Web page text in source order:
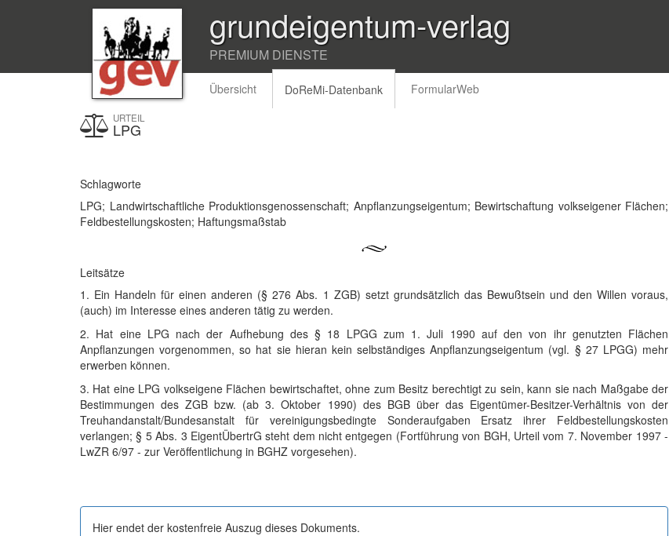
grundeigentum-verlag
PREMIUM DIENSTE
Übersicht DoReMi-Datenbank FormularWeb
URTEIL
LPG
Schlagworte
LPG; Landwirtschaftliche Produktionsgenossenschaft; Anpflanzungseigentum; Bewirtschaftung volkseigener Flächen;
Feldbestellungskosten; Haftungsmaßstab
Leitsätze
1. Ein Handeln für einen anderen (§ 276 Abs. 1 ZGB) setzt grundsätzlich das Bewußtsein und den Willen voraus,
(auch) im Interesse eines anderen tätig zu werden.
2. Hat eine LPG nach der Aufhebung des § 18 LPGG zum 1. Juli 1990 auf den von ihr genutzten Flächen
Anpflanzungen vorgenommen, so hat sie hieran kein selbständiges Anpflanzungseigentum (vgl. § 27 LPGG) mehr
erwerben können.
3. Hat eine LPG volkseigene Flächen bewirtschaftet, ohne zum Besitz berechtigt zu sein, kann sie nach Maßgabe der
Bestimmungen des ZGB bzw. (ab 3. Oktober 1990) des BGB über das Eigentümer-Besitzer-Verhältnis von der
Treuhandanstalt/Bundesanstalt für vereinigungsbedingte Sonderaufgaben Ersatz ihrer Feldbestellungskosten
verlangen; § 5 Abs. 3 EigentÜbertrG steht dem nicht entgegen (Fortführung von BGH, Urteil vom 7. November 1997 -
LwZR 6/97 - zur Veröffentlichung in BGHZ vorgesehen).
Hier endet der kostenfreie Auszug dieses Dokuments.